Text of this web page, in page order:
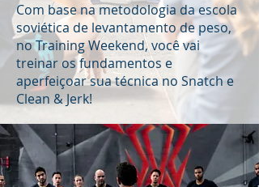
Com base na metodologia da escola
soviética de levantamento de peso,
no Training Weekend, você vai
treinar os fundamentos e
aperfeiçoar sua técnica no Snatch e
Clean & Jerk!